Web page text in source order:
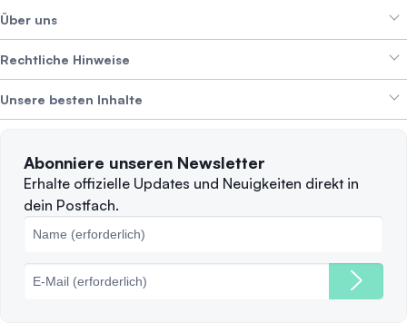
Crypto Bundles
Erträge erzielen
Alpha Deals
Help Center
Branding-Paket
Über uns
Über SwissBorg
Karriere WIR STELLEN EIN
Rechtliche Hinweise
Datenschutzerklärung
Beschwerden
Cookie-Richtlinie
Unsere besten Inhalte
Wann sollte man verkaufen?
Top-Blockchains
Abonniere unseren Newsletter
Erhalte offizielle Updates und Neuigkeiten direkt in
dein Postfach.